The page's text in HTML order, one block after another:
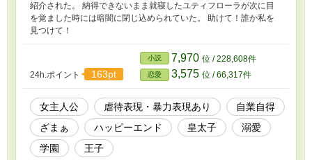
紹介された。 納得できないまま就寝したユティフローラが次に目
を覚ました時には暗闇に閉じ込められていた。 助けて！誰か私を
見つけて！
24h.ポイント 163pt
小説 7,970 位 / 228,608件
恋愛 3,575 位 / 66,317件
女主人公 虐待表現・暴力表現あり
自業自得
ざまぁ
ハッピーエンド 皇太子
溺愛
学園
王子